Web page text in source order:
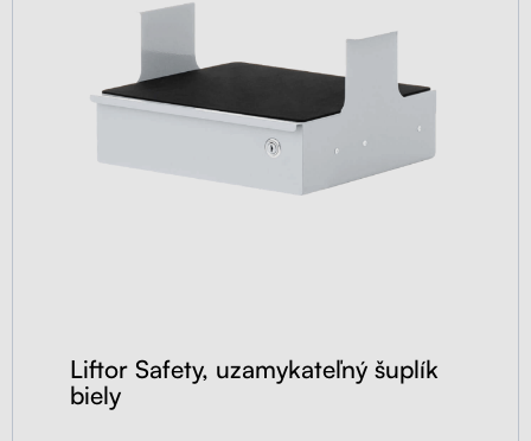
Liftor Safety, uzamykateľný šuplík
biely